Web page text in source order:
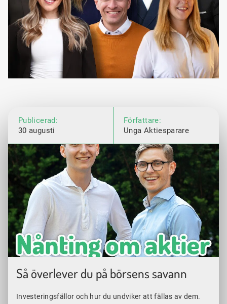
Publicerad:
30 augusti
Författare:
Unga Aktiesparare
Så överlever du på börsens savann
Investeringsfällor och hur du undviker att fällas av dem.